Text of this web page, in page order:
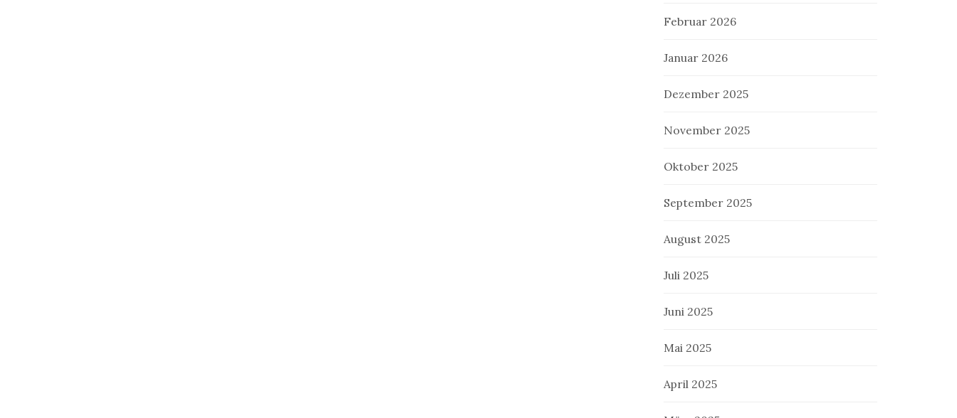
Februar 2026
Januar 2026
Dezember 2025
November 2025
Oktober 2025
September 2025
August 2025
Juli 2025
Juni 2025
Mai 2025
April 2025